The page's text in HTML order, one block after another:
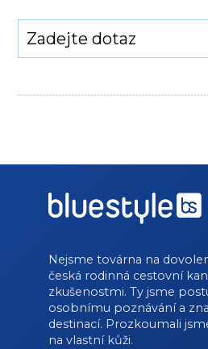
Nejsme továrna na
česká rodinná cestovní
zkušenostmi. Ty jsme
osobnímu poznávání a
destinací. Prozkoumali
na vlastní kůži.